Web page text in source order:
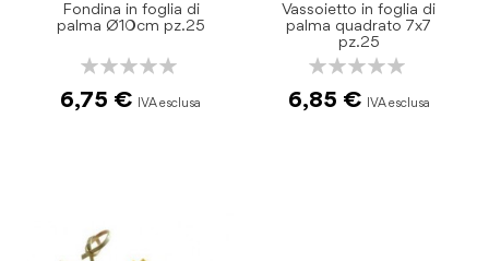
Fondina in foglia di
palma Ø10cm pz.25
Rating:
6,75 €
Vassoietto in foglia di
palma quadrato 7x7
pz.25
Rating:
6,85 €